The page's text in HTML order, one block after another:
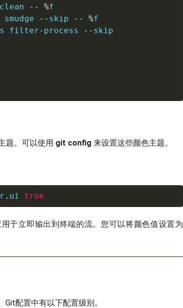
-- %f
-- skip -- %f
filter- process -- skip
题。可以使用 git config 来设置这些颜色主题。
. ui true
于立即输出到终端的流。您可以将颜色值设置为
配置中有以下配置级别。